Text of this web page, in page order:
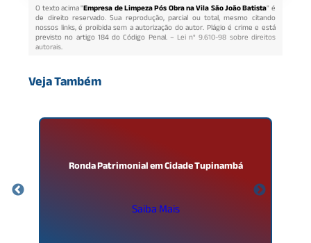
O texto acima "Empresa de Limpeza Pós Obra na Vila São João Batista" é
de direito reservado. Sua reprodução, parcial ou total, mesmo citando
nossos links, é proibida sem a autorização do autor. Plágio é crime e está
previsto no artigo 184 do Código Penal. – Lei n° 9.610-98 sobre direitos
autorais.
Veja Também
Ronda Patrimonial em Cidade Tupinambá
Saiba Mais